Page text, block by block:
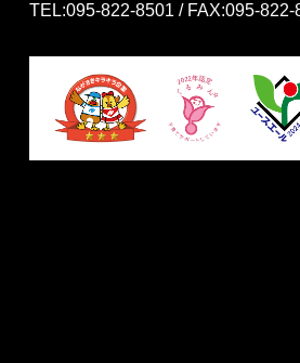
TEL:095-822-8501 / FAX:095-822-